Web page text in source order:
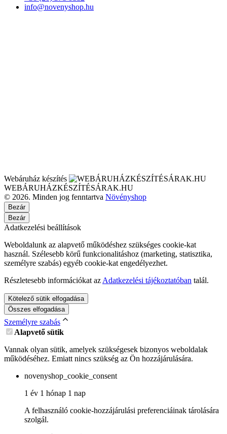
info@novenyshop.hu
Webáruház készítés
WEBÁRUHÁZKÉSZÍTÉSÁRAK.HU
© 2026. Minden jog fenntartva Növényshop
Bezár
Bezár
Adatkezelési beállítások
Weboldalunk az alapvető működéshez szükséges cookie-kat
használ. Szélesebb körű funkcionalitáshoz (marketing, statisztika,
személyre szabás) egyéb cookie-kat engedélyezhet.
Részletesebb információkat az Adatkezelési tájékoztatóban talál.
Kötelező sütik elfogadása
Összes elfogadása
Személyre szabás
Alapvető sütik
Vannak olyan sütik, amelyek szükségesek bizonyos weboldalak
működéséhez. Emiatt nincs szükség az Ön hozzájárulására.
novenyshop_cookie_consent
1 év 1 hónap 1 nap
A felhasználó cookie-hozzájárulási preferenciáinak tárolására
szolgál.